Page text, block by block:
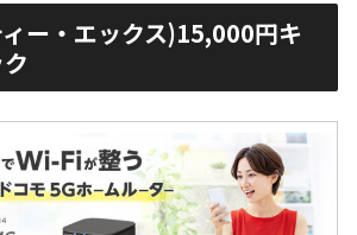
ー・エックス)15,000円キ